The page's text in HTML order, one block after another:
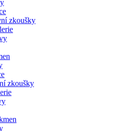
zkoušky
zkoušky